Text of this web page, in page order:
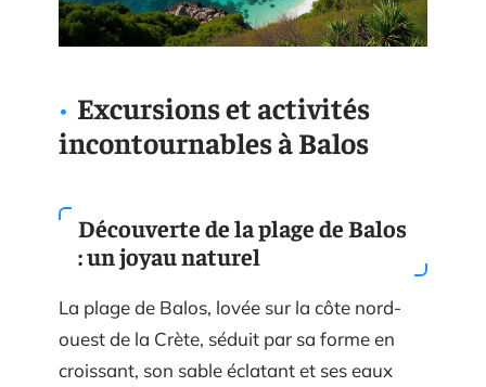
Excursions et activités
incontournables à Balos
Découverte de la plage de Balos
: un joyau naturel
La plage de Balos, lovée sur la côte nord-
ouest de la Crète, séduit par sa forme en
croissant, son sable éclatant et ses eaux